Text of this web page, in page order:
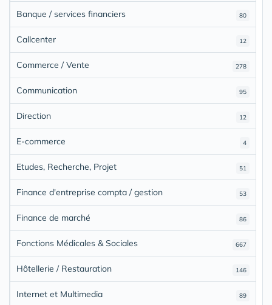
80
Banque / services financiers
12
Callcenter
278
Commerce / Vente
95
Communication
12
Direction
4
E-commerce
51
Etudes, Recherche, Projet
53
Finance d'entreprise compta / gestion
86
Finance de marché
667
Fonctions Médicales & Sociales
146
Hôtellerie / Restauration
89
Internet et Multimedia